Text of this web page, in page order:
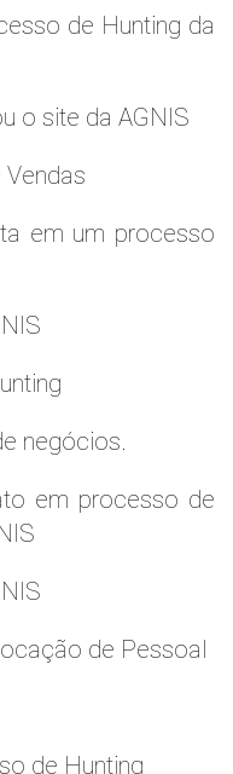
de Hunting da
o site da AGNIS
Vendas
em um processo
negócios.
em processo de
de Pessoal
de Hunting